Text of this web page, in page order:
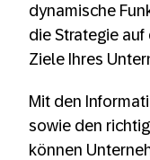
dynamische
die Strategie
Ziele Ihres
Mit den
sowie den
können